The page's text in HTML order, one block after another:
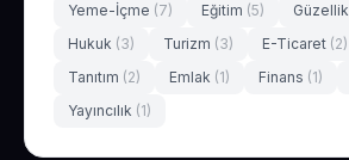
Yeme-İçme (7) Eğitim (5) Güzellik
Hukuk (3) Turizm (3) E-Ticaret (2)
Tanıtım (2) Emlak (1) Finans (1)
Yayıncılık (1)